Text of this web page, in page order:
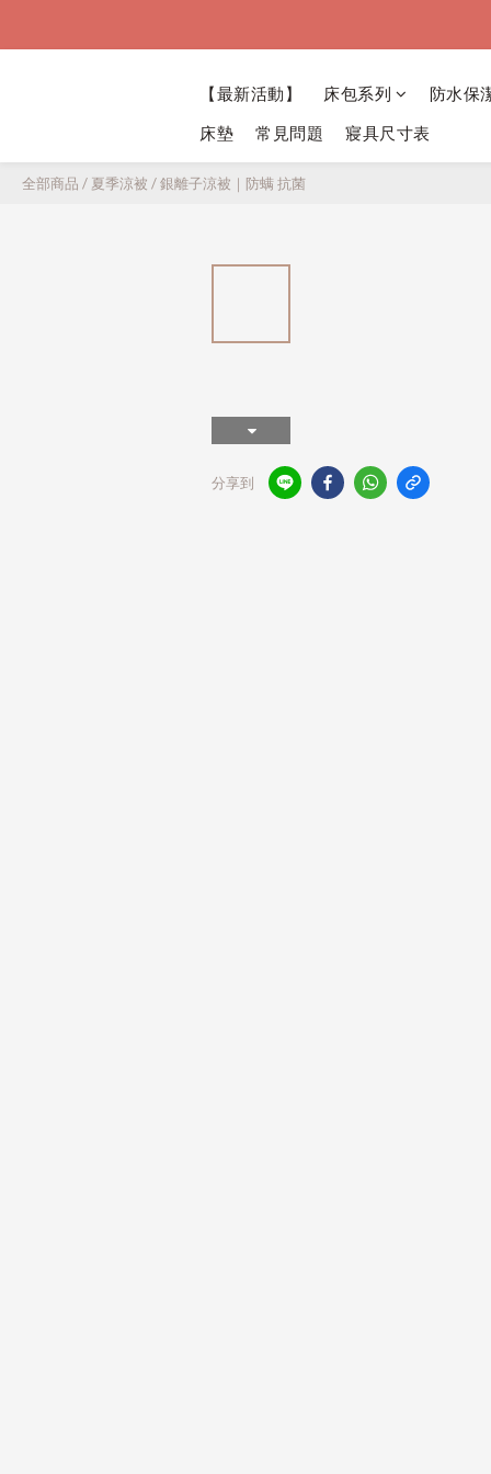
【最新活動】 床包系列
防水保
床墊
常見問題 寢具尺寸表
全部商品 / 夏季涼被 /銀離子涼被｜防螨 抗菌
分享到